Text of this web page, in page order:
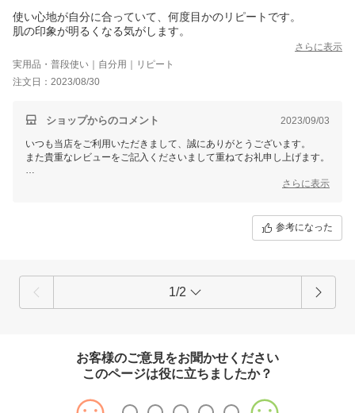
使い心地が自分に合っていて、何度目かのリピートです。
肌の印象が明るくなる気がします。
さらに表示
実用品・普段使い｜自分用｜リピート
注文日：2023/08/30
ショップからのコメント 2023/09/03
いつも当店をご利用いただきまして、誠にありがとうございます。
また貴重なレビューをご記入くださいまして重ねてお礼申し上げます。
マイギフト楽天市場店
さらに表示
参考になった
1/2
お客様のご意見をお聞かせください
このページは役に立ちましたか？